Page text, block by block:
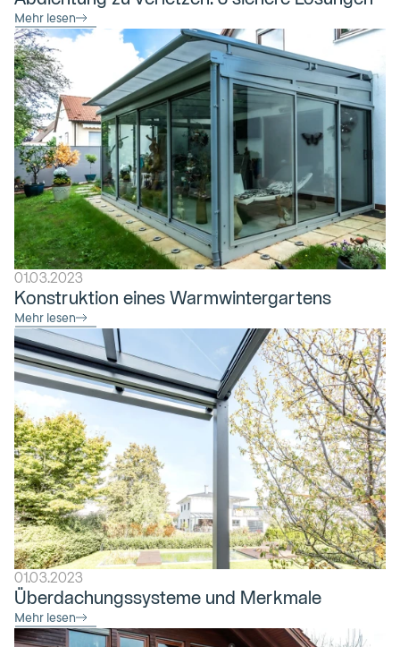
Mehr lesen
01.03.2023
Konstruktion eines Warmwintergartens
Mehr lesen
01.03.2023
Überdachungssysteme und Merkmale
Mehr lesen